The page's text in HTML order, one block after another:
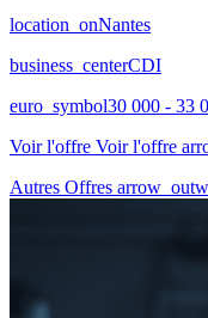
location_onNantes
business_centerCDI
euro_symbol30 000 - 33
Voir l'offre Voir l'offre
Autres Offres